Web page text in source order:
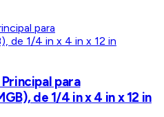
para
de 1/4 in x 4 in x 12 in